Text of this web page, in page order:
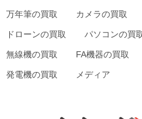
万年筆の買取 カメラの買取
ドローンの買取 パソコンの買
無線機の買取 FA機器の買取
発電機の買取 メディア